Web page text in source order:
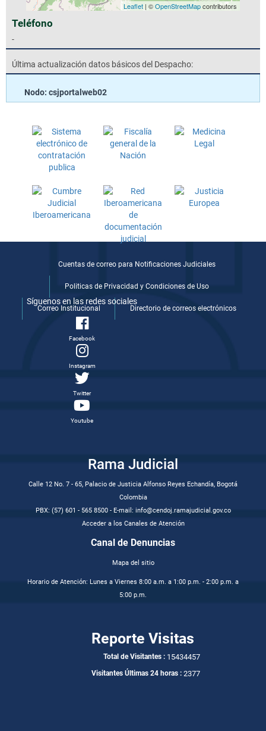
Leaflet| ©OpenStreetMapcontributors
Teléfono
-
Última actualización datos básicos del Despacho:
Nodo: csjportalweb02
Cuentas de correo para Notificaciones Judiciales
Politicas de Privacidad y Condiciones de Uso
Correo Institucional Directorio de correos electrónicos
Síguenos en las redes sociales
Facebook
Instagram
Twitter
Youtube
Rama Judicial
Calle 12 No. 7 - 65, Palacio de Justicia Alfonso Reyes Echandía, Bogotá
Colombia
PBX: (57) 601 - 565 8500 - E-mail: info@cendoj.ramajudicial.gov.co
Acceder a los Canales de Atención
Canal de Denuncias
Mapa del sitio
Horario de Atención: Lunes a Viernes 8:00 a.m. a 1:00 p.m. - 2:00 p.m. a
5:00 p.m.
Reporte Visitas
Total de Visitantes : 15434457
Visitantes Últimas 24 horas : 2377